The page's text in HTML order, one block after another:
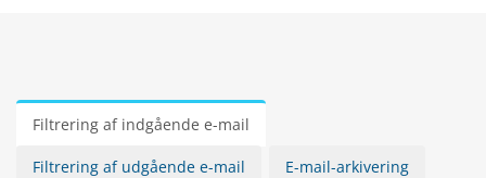
Filtrering af indgående e-mail
Filtrering af udgående e-mail E-mail-arkivering